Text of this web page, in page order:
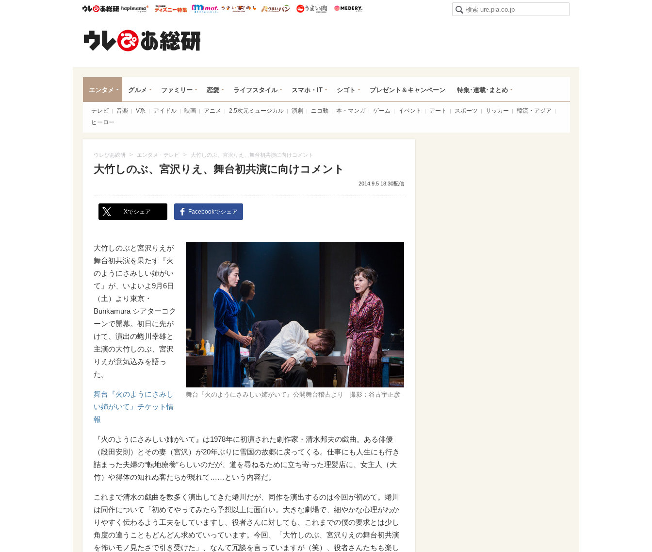
ウレぴあ総研ハピママ* ウレぴあ総研 ディズニー特集
mimot. うまいめし うまいパン うまい肉
エンタメ グルメ ファミリー 恋愛 ライフスタイル スマホ・IT シゴト プレゼント＆キャンペーン 特集･連載･まとめ
テレビ 音楽 V系 アイドル 映画 アニメ 2.5次元ミュージカル 演劇 ニコ動 本・マンガ ゲーム イベント アート スポーツ サッカー
韓流・アジア
ヒーロー
ウレぴあ総研 > エンタメ・テレビ > 大竹しのぶ、宮沢りえ、舞台初共演に向けコメント
大竹しのぶ、宮沢りえ、舞台初共演に向けコメント
2014.9.5 18:30配信
Xでシェア Facebookでシェア
舞台『火のようにさみしい姉がいて』公開舞台稽古より 撮影：谷古宇正彦
大竹しのぶと宮沢りえが
舞台初共演を果たす『火
のようにさみしい姉がい
て』が、いよいよ9月6日
（土）より東京・
Bunkamura シアターコク
ーンで開幕。初日に先が
けて、演出の蜷川幸雄と
主演の大竹しのぶ、宮沢
りえが意気込みを語っ
た。
舞台『火のようにさみし
い姉がいて』チケット情
報
『火のようにさみしい姉がいて』は1978年に初演された劇作家・清水邦夫の戯曲。ある俳優
（段田安則）とその妻（宮沢）が20年ぶりに雪国の故郷に戻ってくる。仕事にも人生にも行き
詰まった夫婦の“転地療養”らしいのだが、道を尋ねるために立ち寄った理髪店に、女主人（大
竹）や得体の知れぬ客たちが現れて……という内容だ。
これまで清水の戯曲を数多く演出してきた蜷川だが、同作を演出するのは今回が初めて。蜷川
は同作について「初めてやってみたら予想以上に面白い。大きな劇場で、細やかな心理がわか
りやすく伝わるよう工夫をしていますし、役者さんに対しても、これまでの僕の要求とは少し
角度の違うこともどんどん求めていっています。今回、「大竹しのぶ、宮沢りえの舞台初共演
を怖いモノ見たさで引き受けた」、なんて冗談を言っていますが（笑）、役者さんたちも楽し